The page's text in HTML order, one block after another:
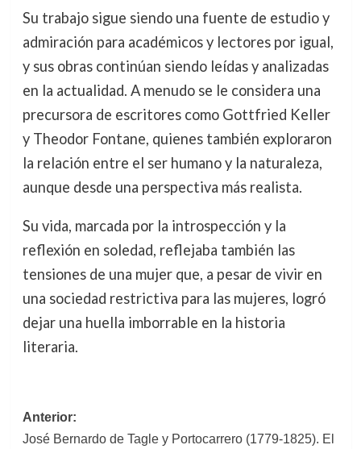
Su trabajo sigue siendo una fuente de estudio y
admiración para académicos y lectores por igual,
y sus obras continúan siendo leídas y analizadas
en la actualidad. A menudo se le considera una
precursora de escritores como Gottfried Keller
y Theodor Fontane, quienes también exploraron
la relación entre el ser humano y la naturaleza,
aunque desde una perspectiva más realista.
Su vida, marcada por la introspección y la
reflexión en soledad, reflejaba también las
tensiones de una mujer que, a pesar de vivir en
una sociedad restrictiva para las mujeres, logró
dejar una huella imborrable en la historia
literaria.
Navegación
Anterior:
José Bernardo de Tagle y Portocarrero (1779-1825). El